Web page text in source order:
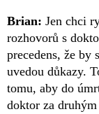
Brian: Jen chci
rozhovorů s
precedens, že by
uvedou důkazy.
tomu, aby do
doktor za